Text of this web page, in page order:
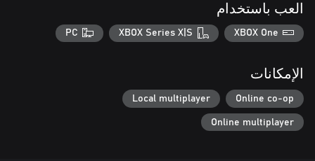
العب باستخدام
XBOX One
XBOX Series X|S
PC
الإمكانات
Online co-op
Local multiplayer
Online multiplayer